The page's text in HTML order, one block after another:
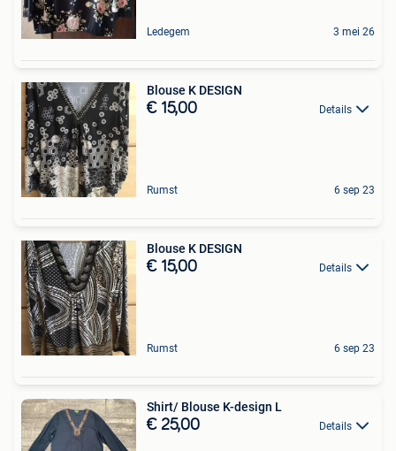
Ledegem 3 mei 26
Blouse K DESIGN
€ 15,00 Details
Rumst 6 sep 23
Blouse K DESIGN
€ 15,00 Details
Rumst 6 sep 23
Shirt/ Blouse K-design L
€ 25,00 Details